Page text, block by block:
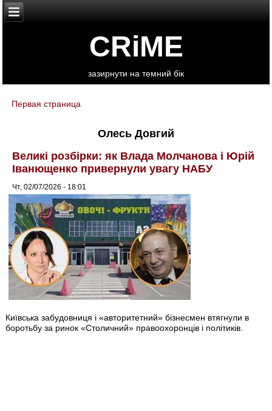
CRiME
зазирнути на темний бік
You are here
Первая страница
Олесь Довгий
Великі розбірки: як Влада Молчанова і Юрій
Іванющенко привернули увагу НАБУ
Чт, 02/07/2026 - 18:01
Київська забудовниця і «авторитетний» бізнесмен втягнули в
боротьбу за ринок «Столичний» правоохоронців і політиків.